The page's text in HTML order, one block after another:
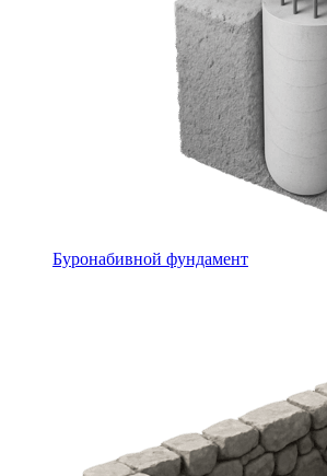
Буронабивной фундамент